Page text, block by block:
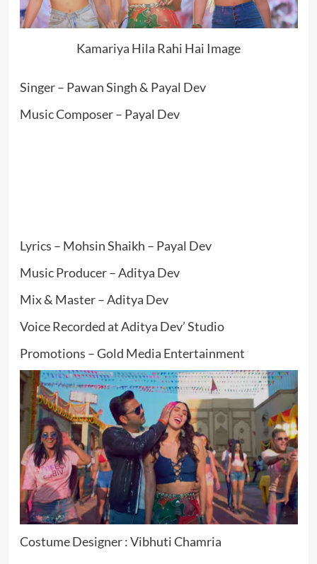
Kamariya Hila Rahi Hai Image
Singer – Pawan Singh & Payal Dev
Music Composer – Payal Dev
Lyrics – Mohsin Shaikh – Payal Dev
Music Producer – Aditya Dev
Mix & Master – Aditya Dev
Voice Recorded at Aditya Dev’ Studio
Promotions – Gold Media Entertainment
Costume Designer : Vibhuti Chamria